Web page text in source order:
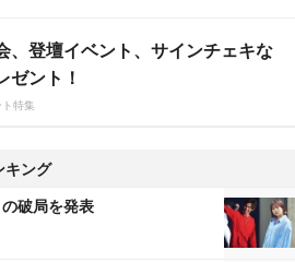
、登壇イベント、サインチェキな
ゼント！
特集
キング
破局を発表